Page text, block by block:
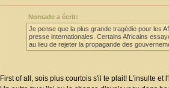
Nomade a écrit:
Je pense que la plus grande tragédie pour les
presse internationales. Certains Africains
au lieu de rejeter la propagande des
First of all, sois plus courtois s'il te plait! L'insulte